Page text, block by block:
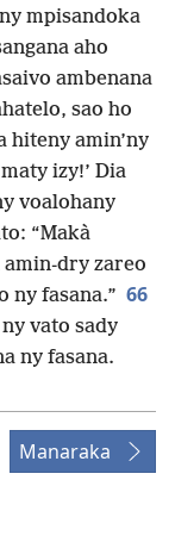
mpisandoka
aho
ambenana
sao ho
hiteny amin’ny
izy!’ Dia
voalohany
“Makà
dry zareo
ny fasana.” 66
vato sady
ny fasana.
Manaraka